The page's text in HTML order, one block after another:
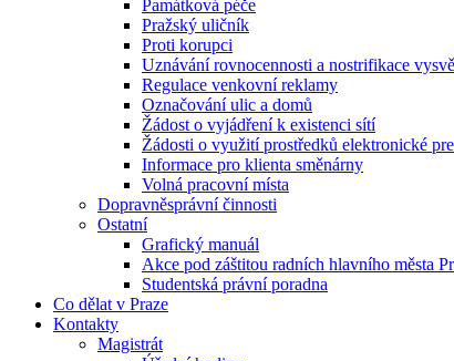
Památková péče
Pražský uličník
Proti korupci
Uznávání rovnocennosti a nostrifikace
Regulace venkovní reklamy
Označování ulic a domů
Žádost o vyjádření k existenci sítí
Žádosti o využití prostředků elektronické
Informace pro klienta směnárny
Volná pracovní místa
Dopravněsprávní činnosti
Ostatní
Grafický manuál
Akce pod záštitou radních hlavního města
Studentská právní poradna
Co dělat v Praze
Kontakty
Magistrát